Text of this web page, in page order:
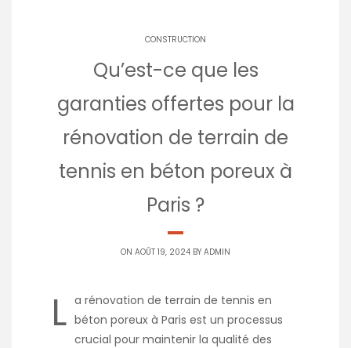
CONSTRUCTION
Qu’est-ce que les
garanties offertes pour la
rénovation de terrain de
tennis en béton poreux à
Paris ?
ON AOÛT 19, 2024 BY ADMIN
L a rénovation de terrain de tennis en
béton poreux à Paris est un processus
crucial pour maintenir la qualité des